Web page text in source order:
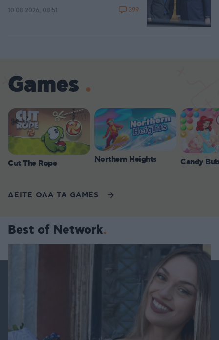
10.08.2026, 08:51 399
Games
Cut The Rope Northern Heights Candy
ΔΕΙΤΕ ΟΛΑ ΤΑ GAMES
Best of Network